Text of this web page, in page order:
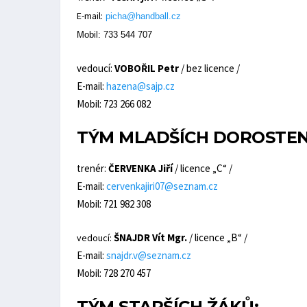
E-mail: picha@handball.cz
Mobil: 733 544 707
vedoucí: VOBOŘIL Petr / bez licence /
E-mail: hazena@sajp.cz
Mobil: 723 266 082
TÝM MLADŠÍCH
trenér: ČERVENKA Jiří/ licence „C“ /
E-mail: cervenkajiri07@seznam.cz
Mobil: 721 982 308
vedoucí: ŠNAJDR Vít Mgr. / licence „B“ /
E-mail: snajdr.v@seznam.cz
Mobil: 728 270 457